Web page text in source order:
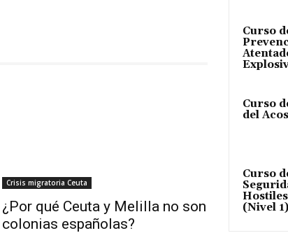
Crisis migratoria Ceuta
¿Por qué Ceuta y Melilla no son
colonias españolas?
Curso
Curso
del
Curso
(Nivel 1)